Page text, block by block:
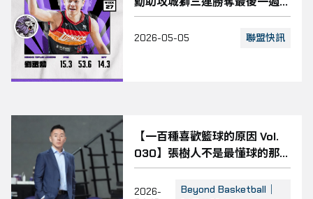
MVP
2026-05-05 聯盟快訊
【一百種喜歡籃球的原因 Vol.
030】張樹人不是最懂球的那
個人，但願意為籃球、為團隊
準備到最後一刻
2026-
Beyond Basketball｜